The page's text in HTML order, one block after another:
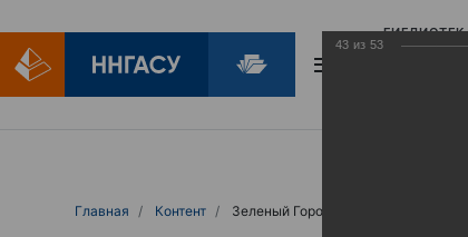
Главная Контент Зеленый Город
43 из 53